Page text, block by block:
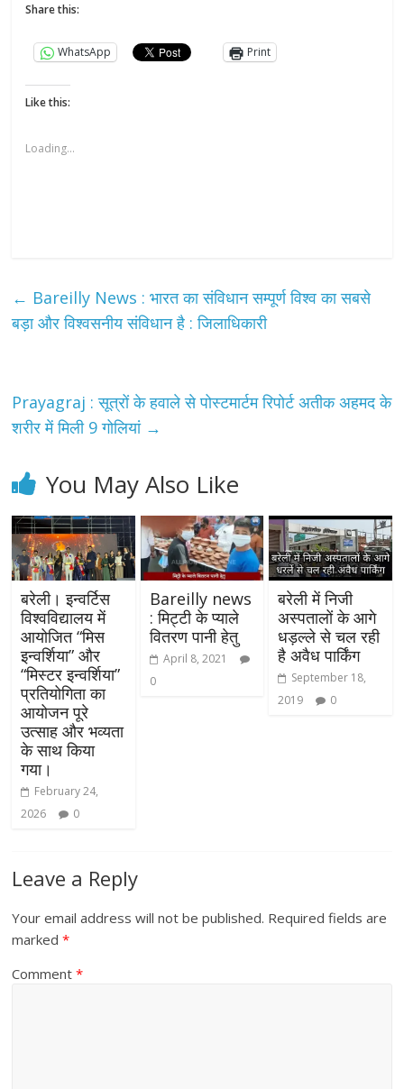
Share this:
WhatsApp Print
Like this:
Loading...
← Bareilly News : भारत का संविधान सम्पूर्ण विश्व का सबसे
बड़ा और विश्वसनीय संविधान है : जिलाधिकारी
Prayagraj : सूत्रों के हवाले से पोस्टमार्टम रिपोर्ट अतीक अहमद के
शरीर में मिली 9 गोलियां →
You May Also Like
बरेली। इन्वर्टिस
विश्वविद्यालय में
आयोजित “मिस
इन्वर्शिया” और
“मिस्टर इन्वर्शिया”
प्रतियोगिता का
आयोजन पूरे
उत्साह और भव्यता
के साथ किया
गया।
February 24,
2026
0
Bareilly news
: मिट्टी के प्याले
वितरण पानी हेतु
April 8, 2021
0
बरेली में निजी
अस्पतालों के आगे
धड़ल्ले से चल रही
है अवैध पार्किंग
September 18,
2019
0
Leave a Reply
Your email address will not be published. Required fields are
marked*
Comment*